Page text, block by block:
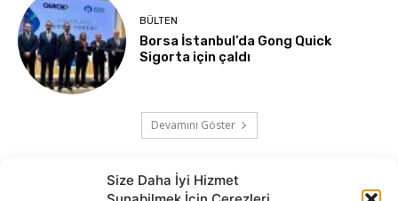
Size Daha İyi Hizmet
BÜLTEN
Borsa İstanbul’da Gong Quick
Sigorta için çaldı
Devamını Göster